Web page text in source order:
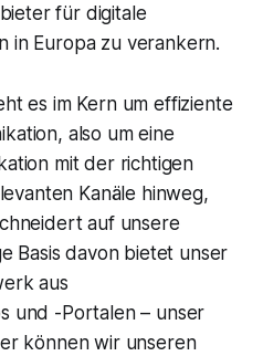
für digitale
in Europa zu verankern.
es im Kern um effiziente
also um eine
mit der richtigen
Kanäle hinweg,
auf unsere
Basis davon bietet unser
aus
und -Portalen – unser
können wir unseren